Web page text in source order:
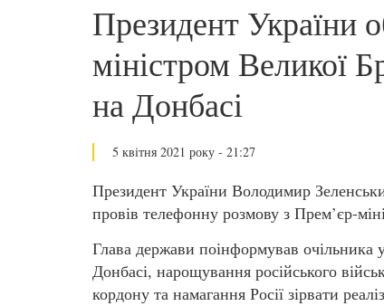
Президент України
міністром Великої
на Донбасі
5 квітня 2021 року - 21:27
Президент України Володимир
провів телефонну розмову з Прем’єр-
Глава держави поінформував очільника
Донбасі, нарощування російського
кордону та намагання Росії зірвати